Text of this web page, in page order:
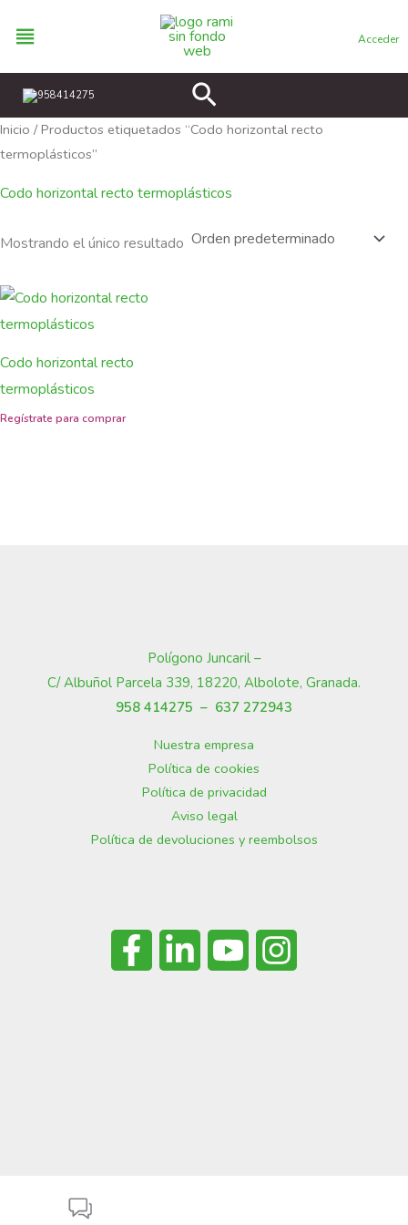
Acceder
958414275 Buscar
Inicio / Productos etiquetados “Codo horizontal recto
termoplásticos”
Codo horizontal recto termoplásticos
Mostrando el único resultado
Codo horizontal recto
termoplásticos
Polígono Juncaril –
C/ Albuñol Parcela 339, 18220, Albolote, Granada.
958 414275 – 637 272943
Nuestra empresa
Política de cookies
Política de privacidad
Aviso legal
Política de devoluciones y reembolsos